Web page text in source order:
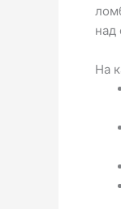
над
На